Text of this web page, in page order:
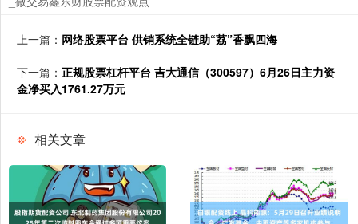
上一篇： 网络股票平台 供销系统全链助“荔”香飘四海
下一篇： 正规股票杠杆平台 吉大通信（300597）6月26日主力资
金净买入1761.27万元
相关文章